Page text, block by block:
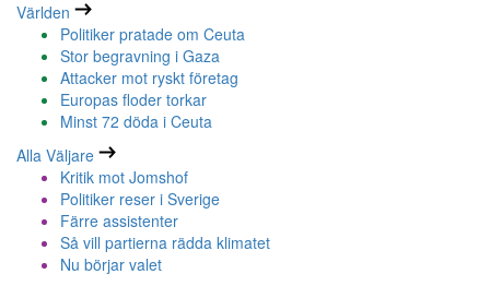
Världen
Politiker pratade om Ceuta
Stor begravning i Gaza
Attacker mot ryskt företag
Europas floder torkar
Minst 72 döda i Ceuta
Alla Väljare
Kritik mot Jomshof
Politiker reser i Sverige
Färre assistenter
Så vill partierna rädda klimatet
Nu börjar valet